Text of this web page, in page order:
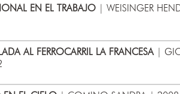
EN EL TRABAJO | WEISINGER
AL FERROCARRIL LA FRANCESA |